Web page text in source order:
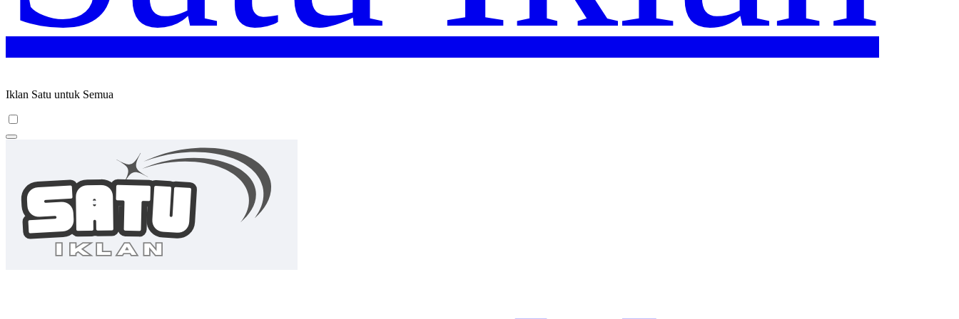
Iklan Satu untuk Semua